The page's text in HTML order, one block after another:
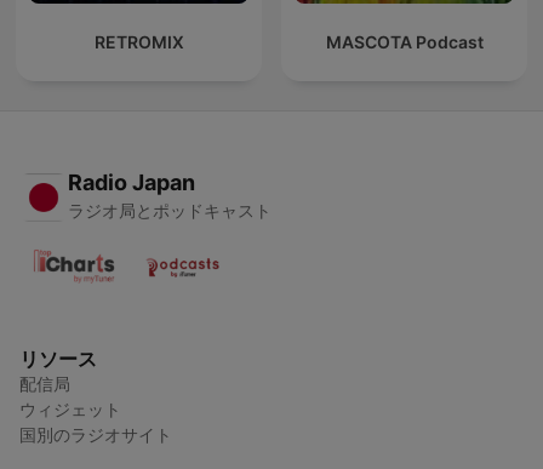
RETROMIX MASCOTA Podcast
Radio Japan
ラジオ局とポッドキャスト
リソース
配信局
ウィジェット
国別のラジオサイト